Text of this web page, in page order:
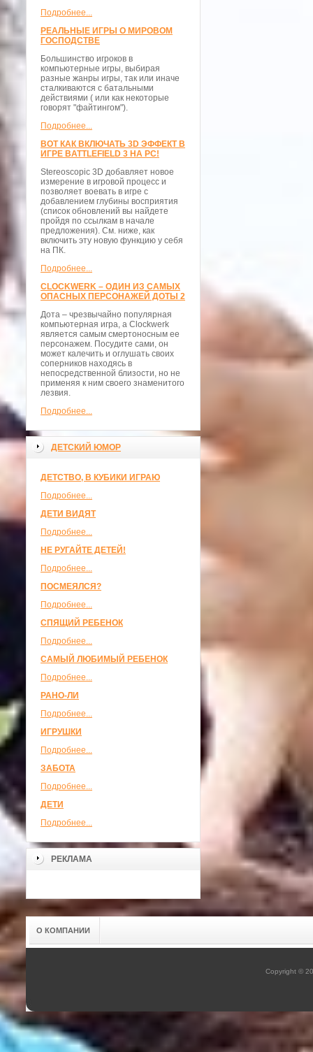
Подробнее...
РЕАЛЬНЫЕ ИГРЫ О МИРОВОМ
ГОСПОДСТВЕ
Большинство игроков в
компьютерные игры, выбирая
разные жанры игры, так или иначе
сталкиваются с батальными
действиями ( или как некоторые
говорят "файтингом").
Подробнее...
ВОТ КАК ВКЛЮЧАТЬ 3D ЭФФЕКТ В
ИГРЕ BATTLEFIELD 3 НА PC!
Stereoscopic 3D добавляет новое
измерение в игровой процесс и
позволяет воевать в игре с
добавлением глубины восприятия
(список обновлений вы найдете
пройдя по ссылкам в начале
предложения). См. ниже, как
включить эту новую функцию у себя
на ПК.
Подробнее...
CLOCKWERK – ОДИН ИЗ САМЫХ
ОПАСНЫХ ПЕРСОНАЖЕЙ ДОТЫ 2
Дота – чрезвычайно популярная
компьютерная игра, а Clockwerk
является самым смертоносным ее
персонажем. Посудите сами, он
может калечить и оглушать своих
соперников находясь в
непосредственной близости, но не
применяя к ним своего знаменитого
лезвия.
Подробнее...
ДЕТСКИЙ ЮМОР
ДЕТСТВО, В КУБИКИ ИГРАЮ
Подробнее...
ДЕТИ ВИДЯТ
Подробнее...
НЕ РУГАЙТЕ ДЕТЕЙ!
Подробнее...
ПОСМЕЯЛСЯ?
Подробнее...
СПЯЩИЙ РЕБЕНОК
Подробнее...
САМЫЙ ЛЮБИМЫЙ РЕБЕНОК
Подробнее...
РАНО-ЛИ
Подробнее...
ИГРУШКИ
Подробнее...
ЗАБОТА
Подробнее...
ДЕТИ
Подробнее...
РЕКЛАМА
О КОМПАНИИ
Copyright ©